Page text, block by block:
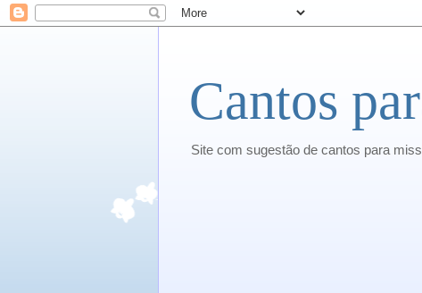
Cantos
Site com sugestão de cantos para